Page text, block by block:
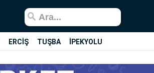
ERCİŞ TUŞBA İPEKYOLU